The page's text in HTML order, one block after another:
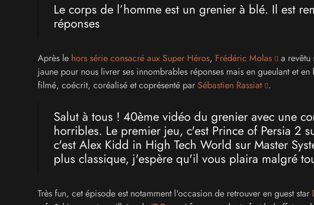
Le corps de l’homme est un grenier à blé. Il est
réponses
Après le hors série consacré aux Super Héros, Frédéric Molas
a revêtu
jaune pour nous livrer ses innombrables réponses mais en gueulant et
filmé, coécrit, coréalisé et coprésenté par Sébastien Rassiat .
Salut à tous ! 40ème vidéo du grenier avec une
horribles. Le premier jeu, c'est Prince of Persia 2
c'est Alex Kidd in High Tech World sur Master
plus classique, j'espère qu'il vous plaira malgré
Très fun, cet épisode est notamment l'occasion de retrouver en guest star